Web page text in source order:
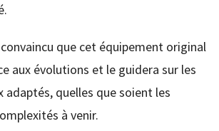
que cet équipement original
aux évolutions et le guidera sur les
adaptés, quelles que soient les
à venir.